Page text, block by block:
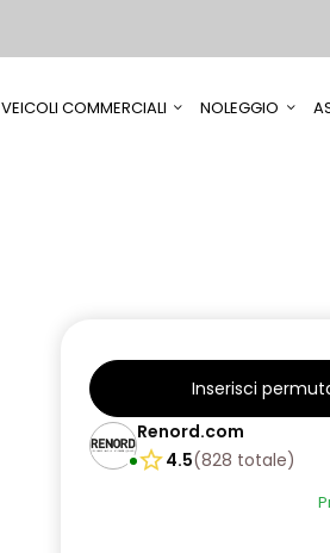
VEICOLI COMMERCIALI NOLEGGIO
Inserisci
Renord.com
4.5(828 totale)